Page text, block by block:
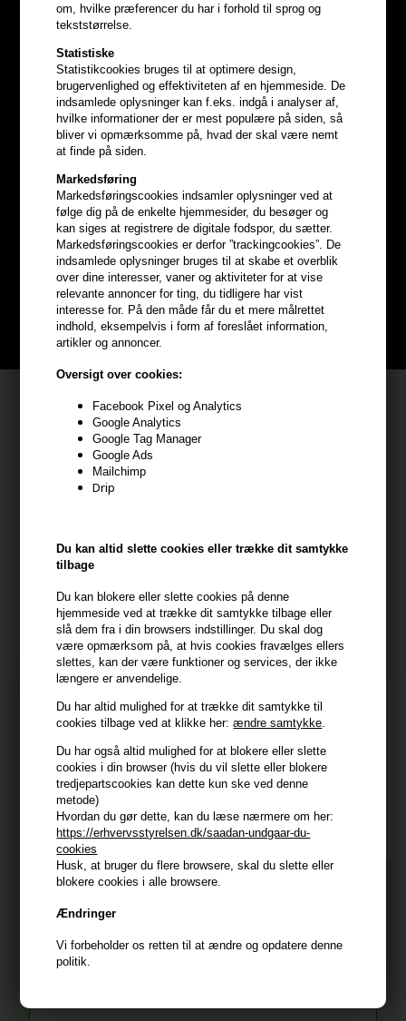
om, hvilke præferencer du har i forhold til sprog og
tekststørrelse.
Statistiske
Statistikcookies bruges til at optimere design,
brugervenlighed og effektiviteten af en hjemmeside. De
indsamlede oplysninger kan f.eks. indgå i analyser af,
hvilke informationer der er mest populære på siden, så
bliver vi opmærksomme på, hvad der skal være nemt
at finde på siden.
Markedsføring
Markedsføringscookies indsamler oplysninger ved at
følge dig på de enkelte hjemmesider, du besøger og
kan siges at registrere de digitale fodspor, du sætter.
Markedsføringscookies er derfor ”trackingcookies”. De
indsamlede oplysninger bruges til at skabe et overblik
over dine interesser, vaner og aktiviteter for at vise
relevante annoncer for ting, du tidligere har vist
interesse for. På den måde får du et mere målrettet
indhold, eksempelvis i form af foreslået information,
artikler og annoncer.
Oversigt over cookies:
Facebook Pixel og Analytics
Google Analytics
Google Tag Manager
Google Ads
Mailchimp
Drip
Du kan altid slette cookies eller trække dit samtykke
tilbage
Du kan blokere eller slette cookies på denne
hjemmeside ved at trække dit samtykke tilbage eller
slå dem fra i din browsers indstillinger. Du skal dog
være opmærksom på, at hvis cookies fravælges ellers
slettes, kan der være funktioner og services, der ikke
længere er anvendelige.
Du har altid mulighed for at trække dit samtykke til
cookies tilbage ved at klikke her:ændre samtykke
Du har også altid mulighed for at blokere eller slette
cookies i din browser (hvis du vil slette eller blokere
tredjepartscookies kan dette kun ske ved denne
metode)
Hvordan du gør dette, kan du læse nærmere om her:
https://erhvervsstyrelsen.dk/saadan-undgaar-du-
cookies
Husk, at bruger du flere browsere, skal du slette eller
blokere cookies i alle browsere.
Ændringer
Vi forbeholder os retten til at ændre og opdatere denne
politik.
Optjen5% bonuskronerpå
hele din ordre
Bliv helt gratis en del af vores kundeklub og optjen rabatter når du
handler
BLIV GRATIS MEDLEM HER
Kundeservice
Frisenborgvej 6A
7800 Skive
Tlf. 23839799 (hverdage 9-14)
Modtag tilbud mm
Tilmeld dig nyhedsbrev - du kan altid afmelde det igen.
TILMELD
ConsentJeg accepterer vilkår og betingelser.
Læs mere her
Husk at vi har
Gratis fragt til ved køb over 399 kr på udvalgte fragtformer
Vi sender samme hverdag ved bestilling inden kl 14:45
+9600 anmeldelser på Trustpilot , 4.9 Rating
Tilmeld dig nyhedsbrevet
direkte i din indbakke.